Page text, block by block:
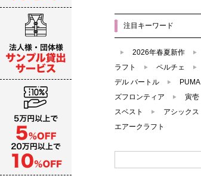
注目キーワード
2026年春夏新作
ラフト
ペルチェ
デル バートル
PUMA
ズフロンティア
寅壱
スベスト
アシックス
エアークラフト